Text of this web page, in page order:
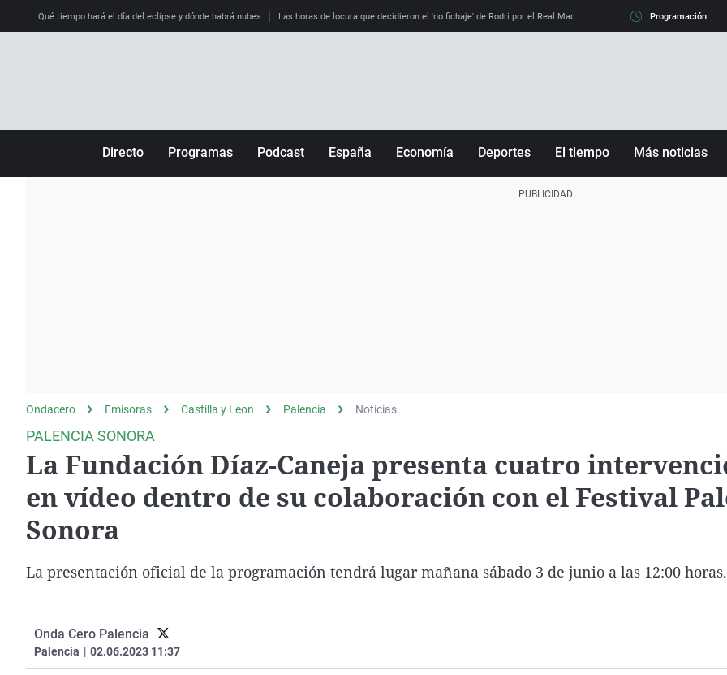
Qué tiempo hará el día del eclipse y dónde habrá nubes Las horas de locura que decidieron el 'no fichaje' de Rodri por el Real Madrid y su 'sí' al Barça La llamada
Programación
Directo Programas
gato
Podcast
Operación Viuda
Negra
España
Navarra
Economía Deportes El tiempo Más noticias
Ondacero Emisoras Castilla y Leon Palencia Noticias
PALENCIA SONORA
La Fundación Díaz-Caneja presenta cuatro
en vídeo dentro de su colaboración con el Festival
Sonora
La presentación oficial de la programación tendrá lugar mañana sábado 3 de junio a las 12:00 horas.
Onda Cero Palencia
Palencia | 02.06.2023 11:37